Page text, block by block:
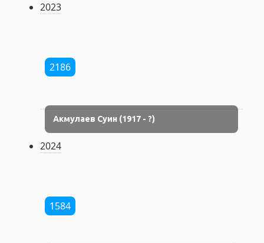
2023
2186
Акмулаев Суин (1917 - ?)
2024
1584